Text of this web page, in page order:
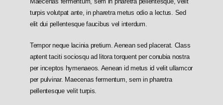
turpis volutpat ante, in pharetra metus odio a lectus. Sed
elit dui pellentesque faucibus vel interdum.
Tempor neque lacinia pretium. Aenean sed placerat. Class
aptent taciti sociosqu ad litora torquent per conubia nostra
per inceptos hymenaeos. Aenean id metus id velit ullamcor
per pulvinar. Maecenas fermentum, sem in pharetra
pellentesque velit turpis.